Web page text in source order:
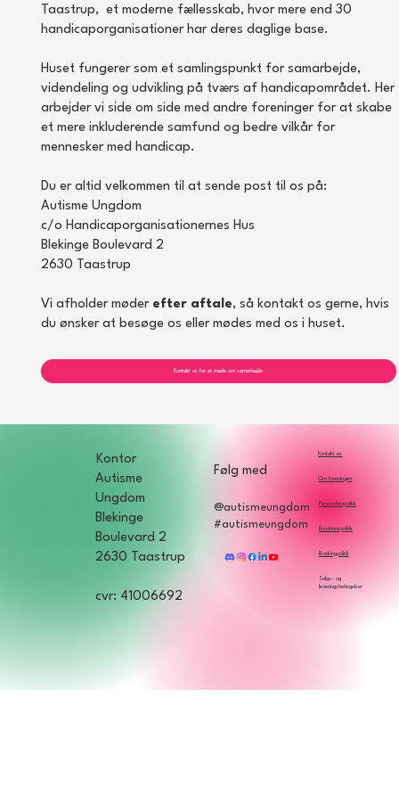
Taastrup, et moderne fællesskab, hvor mere end 30
handicaporganisationer har deres daglige base.
Huset fungerer som et samlingspunkt for samarbejde,
videndeling og udvikling på tværs af handicapområdet. Her
arbejder vi side om side med andre foreninger for at skabe
et mere inkluderende samfund og bedre vilkår for
mennesker med handicap.
Du er altid velkommen til at sende post til os på:
Autisme Ungdom
c/o Handicaporganisationernes Hus
Blekinge Boulevard 2
2630 Taastrup
Vi afholder møderefter aftale, så kontakt os gerne, hvis
du ønsker at besøge os eller mødes med os i huset.
Kontakt os for et møde om samarbejde
Kontor
Autisme
Ungdom
Blekinge
Boulevard 2
2630 Taastrup
cvr: 41006692
Følg med
@autismeungdom
#autismeungdom
Kontakt os
Om foreningen
Persondatapolitik
Donationspolitik
Bookingpolitik
Salgs- og
leveringsbetingelser